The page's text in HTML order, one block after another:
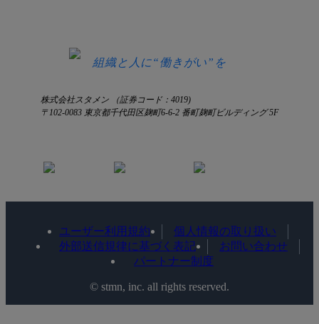
組織と人に“働きがい”を
株式会社スタメン （証券コード：4019)
〒102-0083 東京都千代田区麹町6-6-2 番町麹町ビルディング 5F
ユーザー利用規約
個人情報の取り扱い
外部送信規律に基づく表記
お問い合わせ
パートナー制度
©️ stmn, inc. all rights reserved.